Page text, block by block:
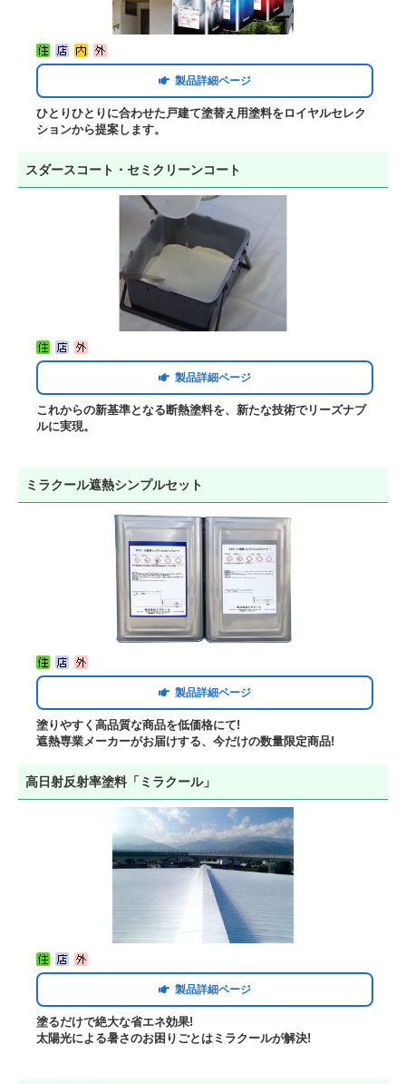
製品詳細ページ
ひとりひとりに合わせた戸建て塗替え用塗料をロイヤルセレク
ションから提案します。
スダースコート・セミクリーンコート
製品詳細ページ
これからの新基準となる断熱塗料を、新たな技術でリーズナブ
ルに実現。
ミラクール遮熱シンプルセット
製品詳細ページ
塗りやすく高品質な商品を低価格にて!
遮熱専業メーカーがお届けする、今だけの数量限定商品!
高日射反射率塗料「ミラクール」
製品詳細ページ
塗るだけで絶大な省エネ効果!
太陽光による暑さのお困りごとはミラクールが解決!